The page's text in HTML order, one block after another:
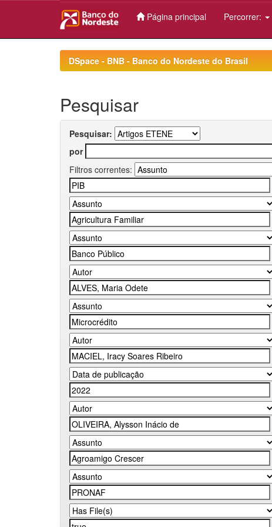
Página principal Percorrer:
DSpace - BNB - Banco do Nordeste do Brasil
Pesquisar
Pesquisar:
por
Filtros correntes: